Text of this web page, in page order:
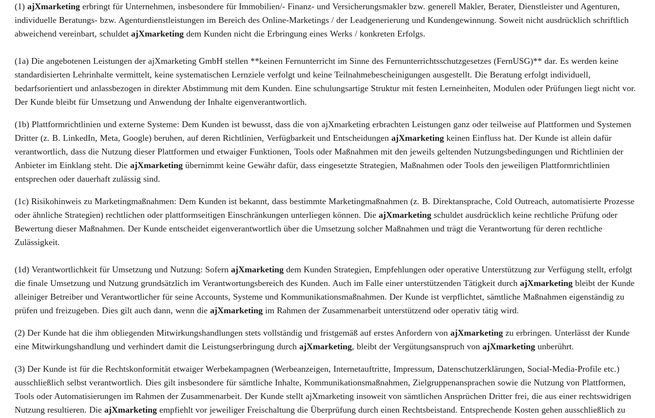
(1) ajXmarketing erbringt für Unternehmen, insbesondere für Immobilien/- Finanz- und Versicherungsmakler bzw. generell Makler, Berater, Dienstleister und Agenturen,
individuelle Beratungs- bzw. Agenturdienstleistungen im Bereich des Online-Marketings / der Leadgenerierung und Kundengewinnung. Soweit nicht ausdrücklich schriftlich
abweichend vereinbart, schuldet ajXmarketing dem Kunden nicht die Erbringung eines Werks / konkreten Erfolgs.
(1a) Die angebotenen Leistungen der ajXmarketing GmbH stellen **keinen Fernunterricht im Sinne des Fernunterrichtsschutzgesetzes (FernUSG)** dar. Es werden keine
standardisierten Lehrinhalte vermittelt, keine systematischen Lernziele verfolgt und keine Teilnahmebescheinigungen ausgestellt. Die Beratung erfolgt individuell,
bedarfsorientiert und anlassbezogen in direkter Abstimmung mit dem Kunden. Eine schulungsartige Struktur mit festen Lerneinheiten, Modulen oder Prüfungen liegt nicht vor.
Der Kunde bleibt für Umsetzung und Anwendung der Inhalte eigenverantwortlich.
(1b) Plattformrichtlinien und externe Systeme: Dem Kunden ist bewusst, dass die von ajXmarketing erbrachten Leistungen ganz oder teilweise auf Plattformen und Systemen
Dritter (z. B. LinkedIn, Meta, Google) beruhen, auf deren Richtlinien, Verfügbarkeit und Entscheidungen ajXmarketing keinen Einfluss hat. Der Kunde ist allein dafür
verantwortlich, dass die Nutzung dieser Plattformen und etwaiger Funktionen, Tools oder Maßnahmen mit den jeweils geltenden Nutzungsbedingungen und Richtlinien der
Anbieter im Einklang steht. Die ajXmarketing übernimmt keine Gewähr dafür, dass eingesetzte Strategien, Maßnahmen oder Tools den jeweiligen Plattformrichtlinien
entsprechen oder dauerhaft zulässig sind.
(1c) Risikohinweis zu Marketingmaßnahmen: Dem Kunden ist bekannt, dass bestimmte Marketingmaßnahmen (z. B. Direktansprache, Cold Outreach, automatisierte Prozesse
oder ähnliche Strategien) rechtlichen oder plattformseitigen Einschränkungen unterliegen können. Die ajXmarketing schuldet ausdrücklich keine rechtliche Prüfung oder
Bewertung dieser Maßnahmen. Der Kunde entscheidet eigenverantwortlich über die Umsetzung solcher Maßnahmen und trägt die Verantwortung für deren rechtliche
Zulässigkeit.
(1d) Verantwortlichkeit für Umsetzung und Nutzung: Sofern ajXmarketing dem Kunden Strategien, Empfehlungen oder operative Unterstützung zur Verfügung stellt, erfolgt
die finale Umsetzung und Nutzung grundsätzlich im Verantwortungsbereich des Kunden. Auch im Falle einer unterstützenden Tätigkeit durch ajXmarketing bleibt der Kunde
alleiniger Betreiber und Verantwortlicher für seine Accounts, Systeme und Kommunikationsmaßnahmen. Der Kunde ist verpflichtet, sämtliche Maßnahmen eigenständig zu
prüfen und freizugeben. Dies gilt auch dann, wenn die ajXmarketing im Rahmen der Zusammenarbeit unterstützend oder operativ tätig wird.
(2) Der Kunde hat die ihm obliegenden Mitwirkungshandlungen stets vollständig und fristgemäß auf erstes Anfordern von ajXmarketing zu erbringen. Unterlässt der Kunde
eine Mitwirkungshandlung und verhindert damit die Leistungserbringung durch ajXmarketing, bleibt der Vergütungsanspruch von ajXmarketing unberührt.
(3) Der Kunde ist für die Rechtskonformität etwaiger Werbekampagnen (Werbeanzeigen, Internetauftritte, Impressum, Datenschutzerklärungen, Social-Media-Profile etc.)
ausschließlich selbst verantwortlich. Dies gilt insbesondere für sämtliche Inhalte, Kommunikationsmaßnahmen, Zielgruppenansprachen sowie die Nutzung von Plattformen,
Tools oder Automatisierungen im Rahmen der Zusammenarbeit. Der Kunde stellt ajXmarketing insoweit von sämtlichen Ansprüchen Dritter frei, die aus einer rechtswidrigen
Nutzung resultieren. Die ajXmarketing empfiehlt vor jeweiliger Freischaltung die Überprüfung durch einen Rechtsbeistand. Entsprechende Kosten gehen ausschließlich zu